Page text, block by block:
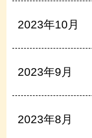
2023年10月
2023年9月
2023年8月